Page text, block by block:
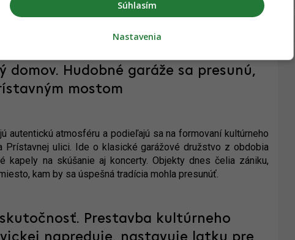
by sa to malo zmeniť, nakoľko štartuje dlho očakávaná
na severe Slovenska.
domov. Hudobné garáže sa presunú,
mostom
autentickú atmosféru a podieľajú sa na formovaní kultúrneho
Prístavnej ulici. Ide o klasické garážové družstvo z obdobia
kapely na skúšanie aj koncerty. Objekty dnes čelia zániku,
kam by sa úspešná tradícia mohla presunúť.
Prestavba kultúrneho
Súhlasím
Nastavenia